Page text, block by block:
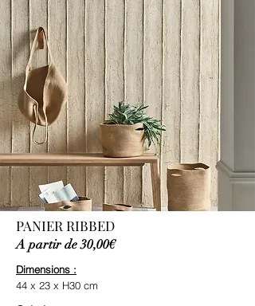
PANIER RIBBED
A partir de 30,00€
Dimensions :
44 x 23 x H30 cm